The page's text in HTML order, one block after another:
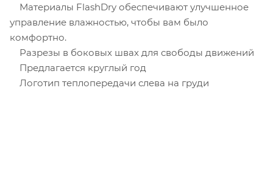
Материалы FlashDry обеспечивают улучшенное
управление влажностью, чтобы вам было
комфортно.
Разрезы в боковых швах для свободы движений
Предлагается круглый год
Логотип теплопередачи слева на груди